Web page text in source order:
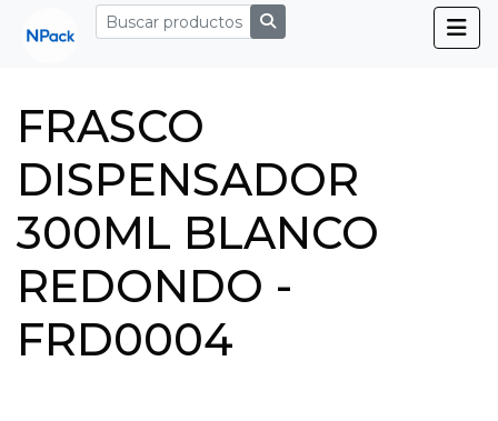
FRASCO
DISPENSADOR
300ML BLANCO
REDONDO -
FRD0004